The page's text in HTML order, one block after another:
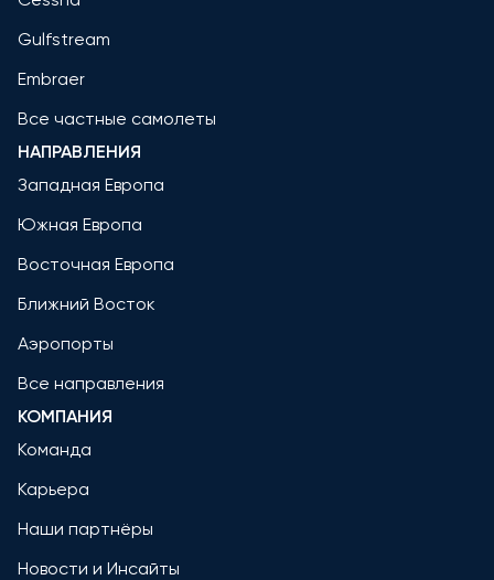
Gulfstream
Embraer
Все частные самолеты
НАПРАВЛЕНИЯ
Западная Европа
Южная Европа
Восточная Европа
Ближний Восток
Аэропорты
Все направления
КОМПАНИЯ
Команда
Карьера
Наши партнёры
Новости и Инсайты